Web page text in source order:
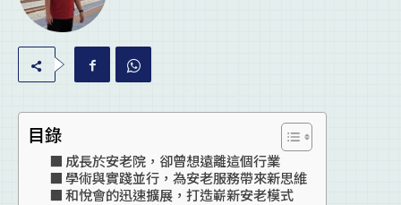
目錄
成長於安老院，卻曾想遠離這個行業
學術與實踐並行，為安老服務帶來新思維
和悅會的迅速擴展，打造嶄新安老模式